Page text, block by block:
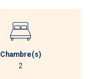
Chambre(s)
2